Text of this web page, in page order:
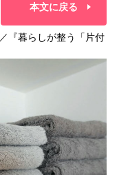
本文に戻る
『暮らしが整う「片付